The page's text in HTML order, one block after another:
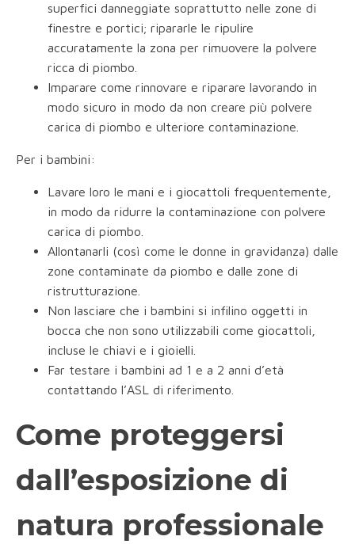
superfici danneggiate soprattutto nelle zone di
finestre e portici; ripararle le ripulire
accuratamente la zona per rimuovere la polvere
ricca di piombo.
Imparare come rinnovare e riparare lavorando in
modo sicuro in modo da non creare più polvere
carica di piombo e ulteriore contaminazione.
Per i bambini:
Lavare loro le mani e i giocattoli frequentemente,
in modo da ridurre la contaminazione con polvere
carica di piombo.
Allontanarli (così come le donne in gravidanza) dalle
zone contaminate da piombo e dalle zone di
ristrutturazione.
Non lasciare che i bambini si infilino oggetti in
bocca che non sono utilizzabili come giocattoli,
incluse le chiavi e i gioielli.
Far testare i bambini ad 1 e a 2 anni d’età
contattando l’ASL di riferimento.
Come proteggersi
dall’esposizione di
natura professionale